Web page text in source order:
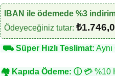
IBAN ile ödemede %3
Ödeyeceğiniz tutar: ₺
⛟Süper Hızlı Teslimat:
🏘 Kapıda Ödeme: ⓘ💳 %10